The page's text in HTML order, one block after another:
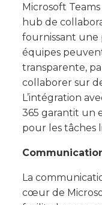
Microsoft
hub de
fournissant
équipes
transparente,
collaborer sur
L’intégration
365 garantit un
pour les tâches
La
cœur de